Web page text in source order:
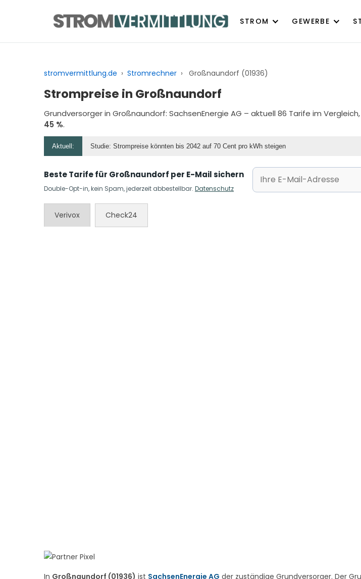
STROM GEWERBE
stromvermittlung.de › Stromrechner › Großnaundorf (01936)
Strompreise in Großnaundorf
Grundversorger in Großnaundorf: SachsenEnergie AG – aktuell 86 Tarife im
45 %.
In Großnaundorf (01936) ist SachsenEnergie AG der zuständige Grundversorger. Der
Aktuell: Studie: Strompreise könnten bis 2042 auf 70 Cent pro kWh steigen
Beste Tarife für Großnaundorf per E-Mail sichern
Double-Opt-in, kein Spam, jederzeit abbestellbar. Datenschutz
Verivox Check24